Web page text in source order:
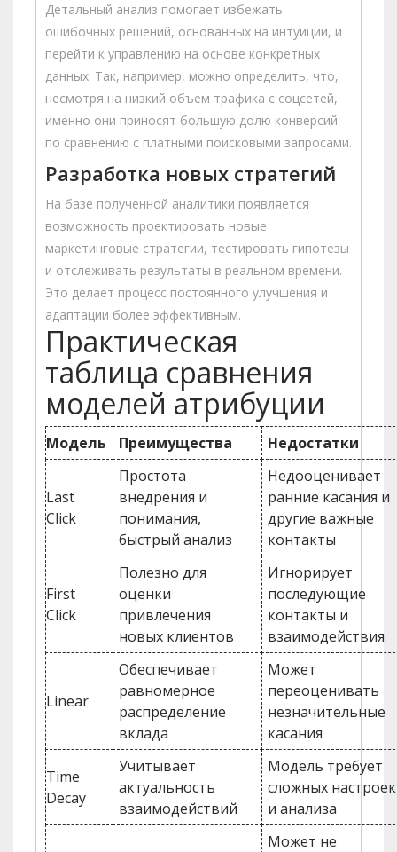
Детальный анализ помогает избежать
ошибочных решений, основанных на интуиции, и
перейти к управлению на основе конкретных
данных. Так, например, можно определить, что,
несмотря на низкий объем трафика с соцсетей,
именно они приносят большую долю конверсий
по сравнению с платными поисковыми запросами.
Разработка новых стратегий
На базе полученной аналитики появляется
возможность проектировать новые
маркетинговые стратегии, тестировать гипотезы
и отслеживать результаты в реальном времени.
Это делает процесс постоянного улучшения и
адаптации более эффективным.
Практическая
таблица сравнения
моделей атрибуции
Модель Преимущества Недостатки
Last
Click
Простота
внедрения и
понимания,
быстрый анализ
Недооценивает
ранние касания и
другие важные
контакты
First
Click
Полезно для
оценки
привлечения
новых клиентов
Игнорирует
последующие
контакты и
взаимодействия
Linear
Обеспечивает
равномерное
распределение
вклада
Может
переоценивать
незначительные
касания
Time
Decay
Учитывает
актуальность
взаимодействий
Модель требует
сложных настроек
и анализа
Может не